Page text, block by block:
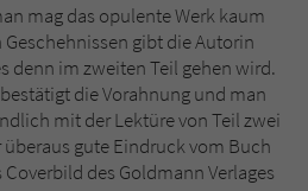
mag das opulente Werk kaum
gibt die Autorin
denn im zweiten Teil gehen wird.
die Vorahnung und man
mit der Lektüre von Teil zwei
gute Eindruck vom Buch
des Goldmann Verlages